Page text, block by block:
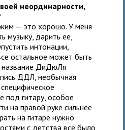
неординарности,
— это хорошо. У меня
музыку, дарить ее,
интонации,
остальное может быть
ДиДюЛя
ДДЛ, необычная
под гитару, особое
на правой руке сильнее
на гитаре нужно
с детства все было